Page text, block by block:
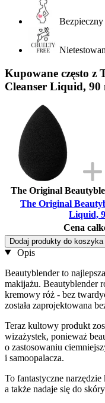
Kupowane często z
Cleanser Liquid, 90
The Original
The Original
Liquid,
Cena
Dodaj produkty do koszyka
Opis
Beautyblender to
makijażu. Beautyblender
kremowy róż - bez
została zaprojektowana
Teraz kultowy produkt
wizażystek, ponieważ
o zastosowaniu
i samoopalacza.
To fantastyczne
a także nadaje się do